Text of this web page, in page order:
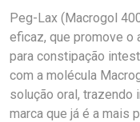
Peg-Lax (Macrogol
eficaz, que promove o
para constipação
com a molécula
solução oral, trazendo
marca que já é a mais